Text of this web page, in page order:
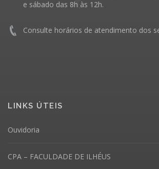
e sábado das 8h às 12h.
Consulte horários de atendimento dos
LINKS ÚTEIS
Ouvidoria
CPA – FACULDADE DE ILHÉUS